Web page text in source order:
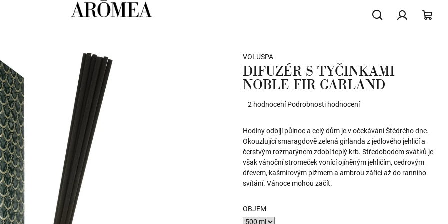
VOLUSPA
DIFUZÉR S TYČINKAMI
NOBLE FIR GARLAND
Průměrné
je
5,0
z
5
hvězdiček.
2 hodnocení Podrobnosti hodnocení
Hodiny odbíjí půlnoc a celý dům je v očekávání Štědrého dne.
Okouzlující smaragdově zelená girlanda z jedlového jehličí a
čerstvým rozmarýnem zdobí teplý krb. Středobodem svátků je
však vánoční stromeček vonící ojíněným jehličím, cedrovým
dřevem, kašmírovým pižmem a ambrou zářící až do ranního
svítání. Vánoce mohou začít.
OBJEM